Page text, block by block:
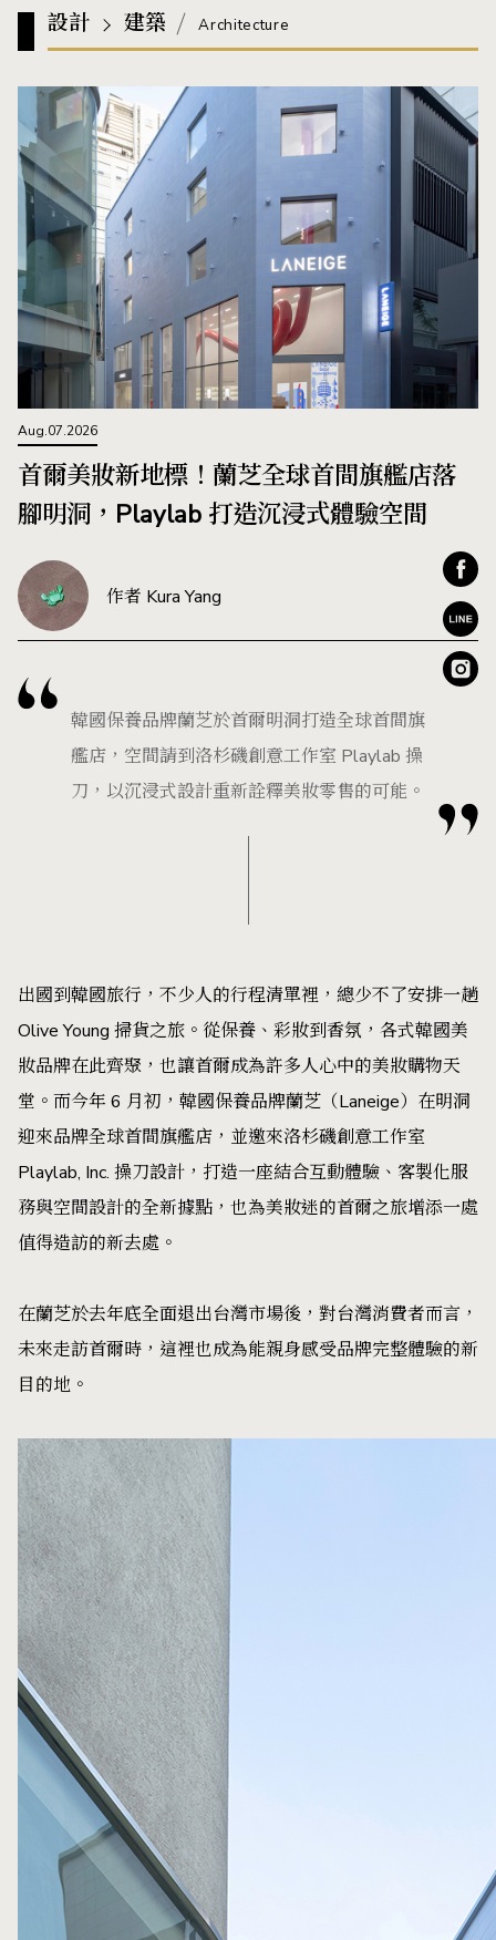
設計 建築 Architecture
Aug.07.2026
首爾美妝新地標！蘭芝全球首間旗艦店落
腳明洞，Playlab 打造沉浸式體驗空間
作者 Kura Yang
韓國保養品牌蘭芝於首爾明洞打造全球首間旗
艦店，空間請到洛杉磯創意工作室 Playlab 操
刀，以沉浸式設計重新詮釋美妝零售的可能。
出國到韓國旅行，不少人的行程清單裡，總少不了安排一趟
Olive Young 掃貨之旅。從保養、彩妝到香氛，各式韓國美
妝品牌在此齊聚，也讓首爾成為許多人心中的美妝購物天
堂。而今年 6 月初，韓國保養品牌蘭芝（Laneige）在明洞
迎來品牌全球首間旗艦店，並邀來洛杉磯創意工作室
Playlab, Inc. 操刀設計，打造一座結合互動體驗、客製化服
務與空間設計的全新據點，也為美妝迷的首爾之旅增添一處
值得造訪的新去處。
在蘭芝於去年底全面退出台灣市場後，對台灣消費者而言，
未來走訪首爾時，這裡也成為能親身感受品牌完整體驗的新
目的地。